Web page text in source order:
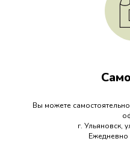
Вы можете
г. Ульяновск,
Ежедневно